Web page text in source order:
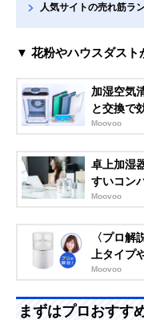
人気サイトの売れ筋ラ
▼ 花粉やハウスダスト
加湿空気
と交換で
Moovoo
卓上加湿
すいコン
Moovoo
〈プロ解
上タイプ
Moovoo
まずはプロおすす